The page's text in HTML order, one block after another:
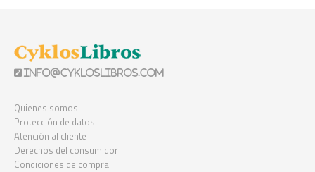
info@cykloslibros.com
Quienes somos
Protección de datos
Atención al cliente
Derechos del consumidor
Condiciones de compra